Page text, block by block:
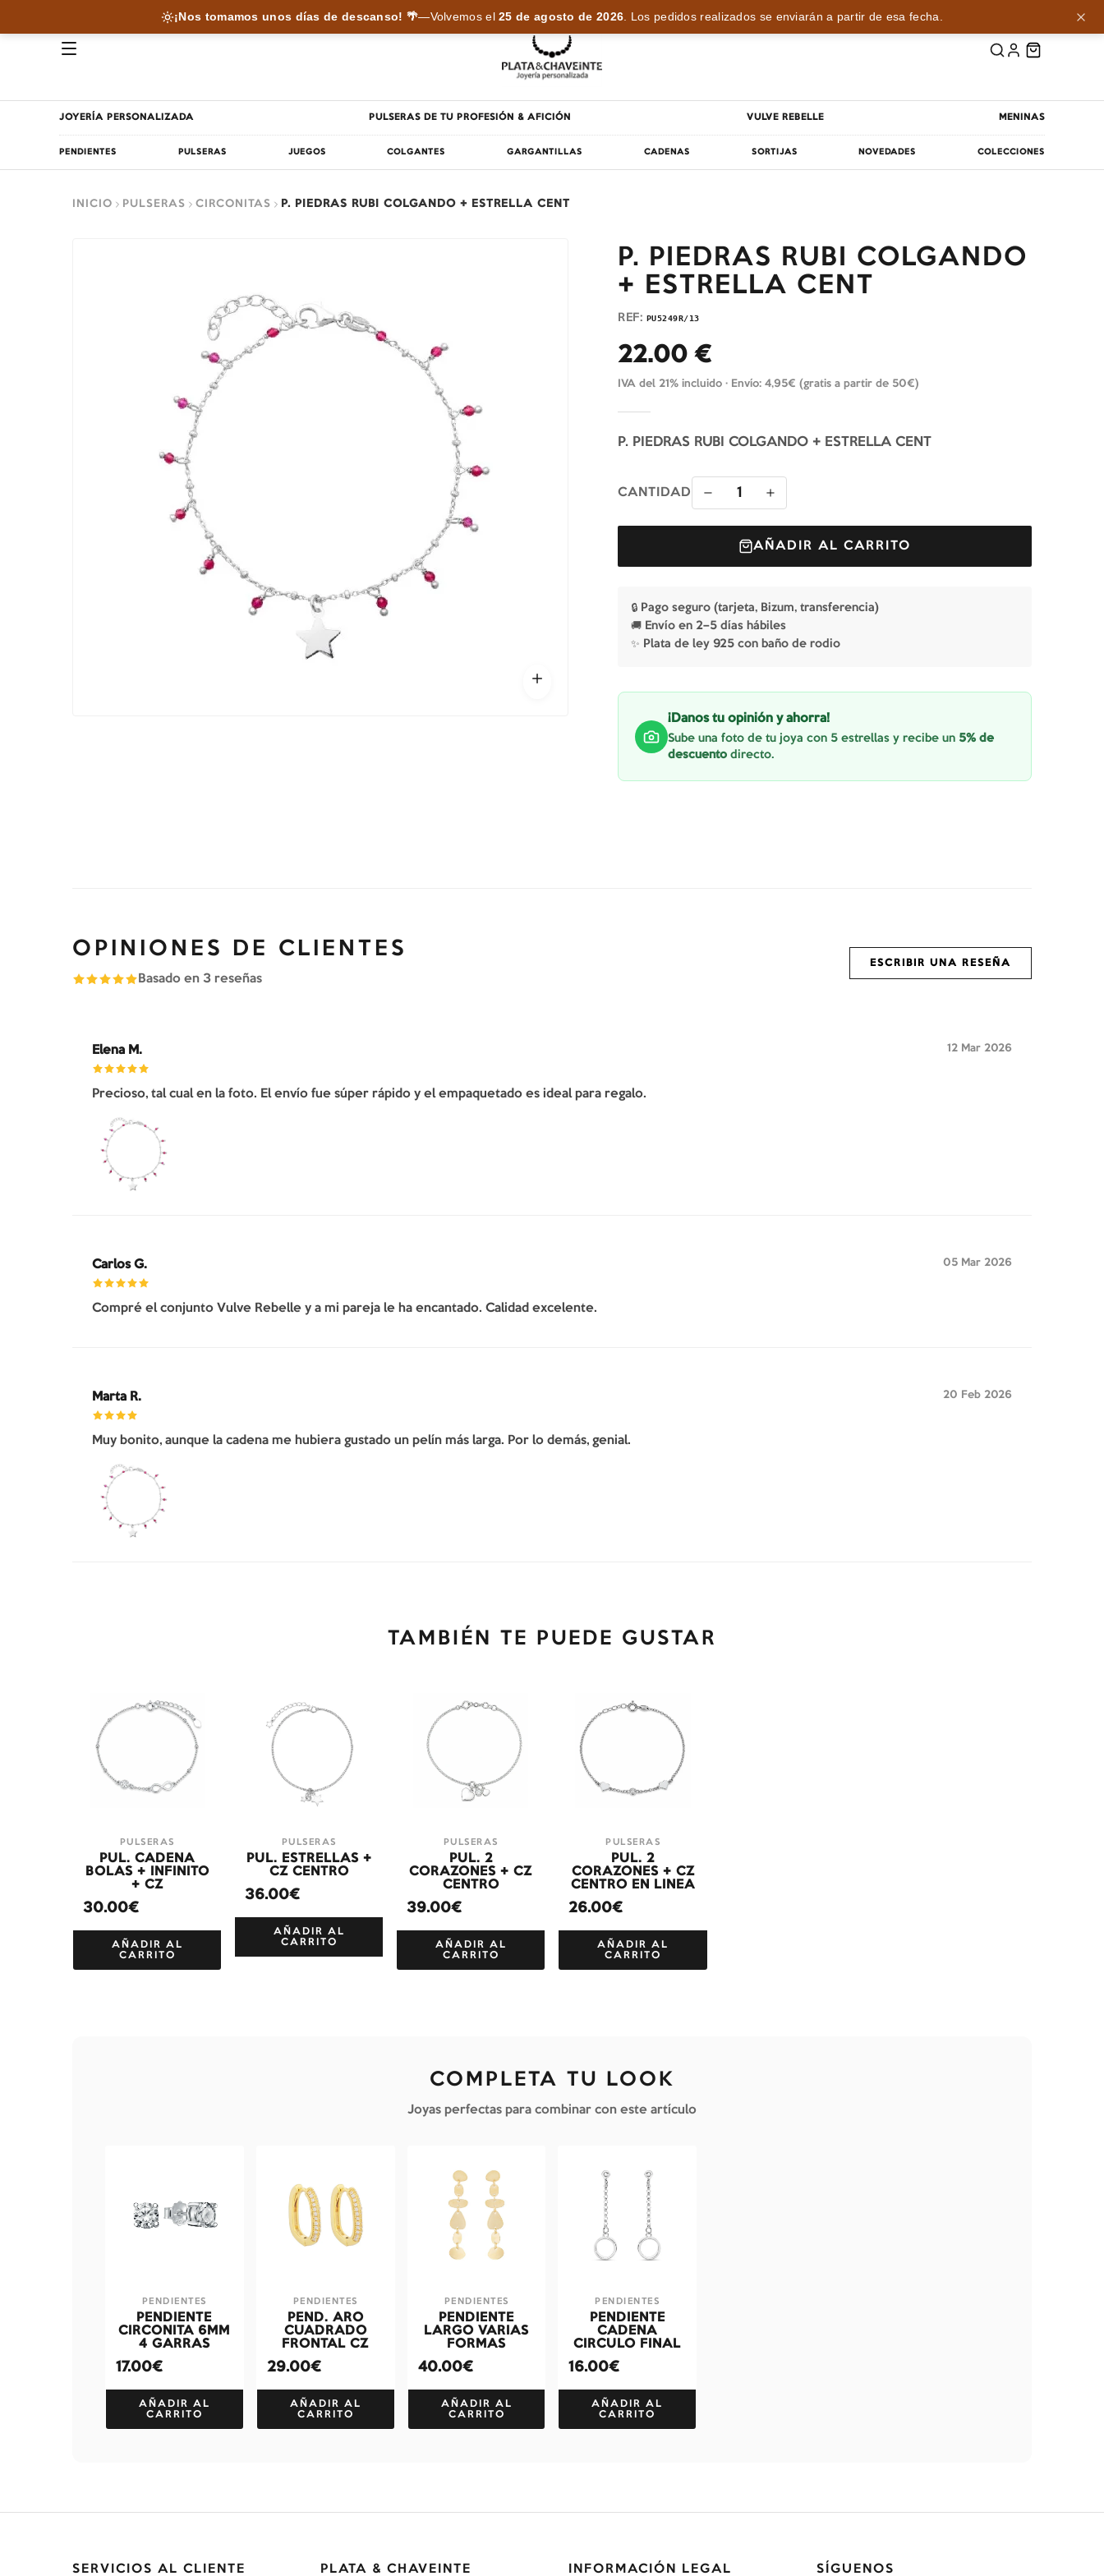
¡Nos tomamos unos días de descanso! 🌴—Volvemos el25 de agosto de 2026. Los pedidos realizados se enviarán a partir de esa fecha.
JOYERÍA PERSONALIZADA PULSERAS DE TU PROFESIÓN & AFICIÓN VULVE REBELLE MENINAS
PENDIENTES PULSERAS JUEGOS COLGANTES GARGANTILLAS CADENAS SORTIJAS NOVEDADES COLECCIONES
INICIO PULSERAS CIRCONITAS P. PIEDRAS RUBI COLGANDO + ESTRELLA CENT
P. PIEDRAS RUBI COLGANDO
+ ESTRELLA CENT
REF: PU5249R/13
22.00 €
IVA del 21% incluido · Envío: 4,95€ (gratis a partir de 50€)
P. PIEDRAS RUBI COLGANDO + ESTRELLA CENT
CANTIDAD 1
AÑADIR AL CARRITO
🔒 Pago seguro (tarjeta, Bizum, transferencia)
🚚 Envío en 2–5 días hábiles
✨ Plata de ley 925 con baño de rodio
¡Danos tu opinión y ahorra!
Sube una foto de tu joya con 5 estrellas y recibe un 5% de
descuento directo.
OPINIONES DE CLIENTES
Basado en 3 reseñas
ESCRIBIR UNA RESEÑA
Elena M. 12 Mar 2026
Precioso, tal cual en la foto. El envío fue súper rápido y el empaquetado es ideal para regalo.
Carlos G. 05 Mar 2026
Compré el conjunto Vulve Rebelle y a mi pareja le ha encantado. Calidad excelente.
Marta R. 20 Feb 2026
Muy bonito, aunque la cadena me hubiera gustado un pelín más larga. Por lo demás, genial.
TAMBIÉN TE PUEDE GUSTAR
PULSERAS
PUL. CADENA
BOLAS + INFINITO
+ CZ
30.00€
AÑADIR AL
CARRITO
PULSERAS
PUL. ESTRELLAS +
CZ CENTRO
36.00€
AÑADIR AL
CARRITO
PULSERAS
PUL. 2
CORAZONES + CZ
CENTRO
39.00€
AÑADIR AL
CARRITO
PULSERAS
PUL. 2
CORAZONES + CZ
CENTRO EN LINEA
26.00€
AÑADIR AL
CARRITO
COMPLETA TU LOOK
Joyas perfectas para combinar con este artículo
PENDIENTES
PENDIENTE
CIRCONITA 6MM
4 GARRAS
17.00€
AÑADIR AL
CARRITO
PENDIENTES
PEND. ARO
CUADRADO
FRONTAL CZ
29.00€
AÑADIR AL
CARRITO
PENDIENTES
PENDIENTE
LARGO VARIAS
FORMAS
40.00€
AÑADIR AL
CARRITO
PENDIENTES
PENDIENTE
CADENA
CIRCULO FINAL
16.00€
AÑADIR AL
CARRITO
SERVICIOS AL CLIENTE PLATA & CHAVEINTE INFORMACIÓN LEGAL SÍGUENOS